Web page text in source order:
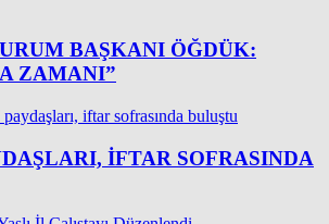
BAŞKANI ÖĞDÜK:
ZAMANI”
IFTAR SOFRASINDA